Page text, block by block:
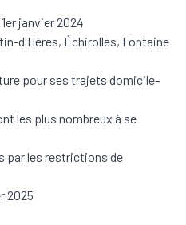
janvier 2024
d'Hères, Échirolles, Fontaine
pour ses trajets domicile-
les plus nombreux à se
par les restrictions de
2025